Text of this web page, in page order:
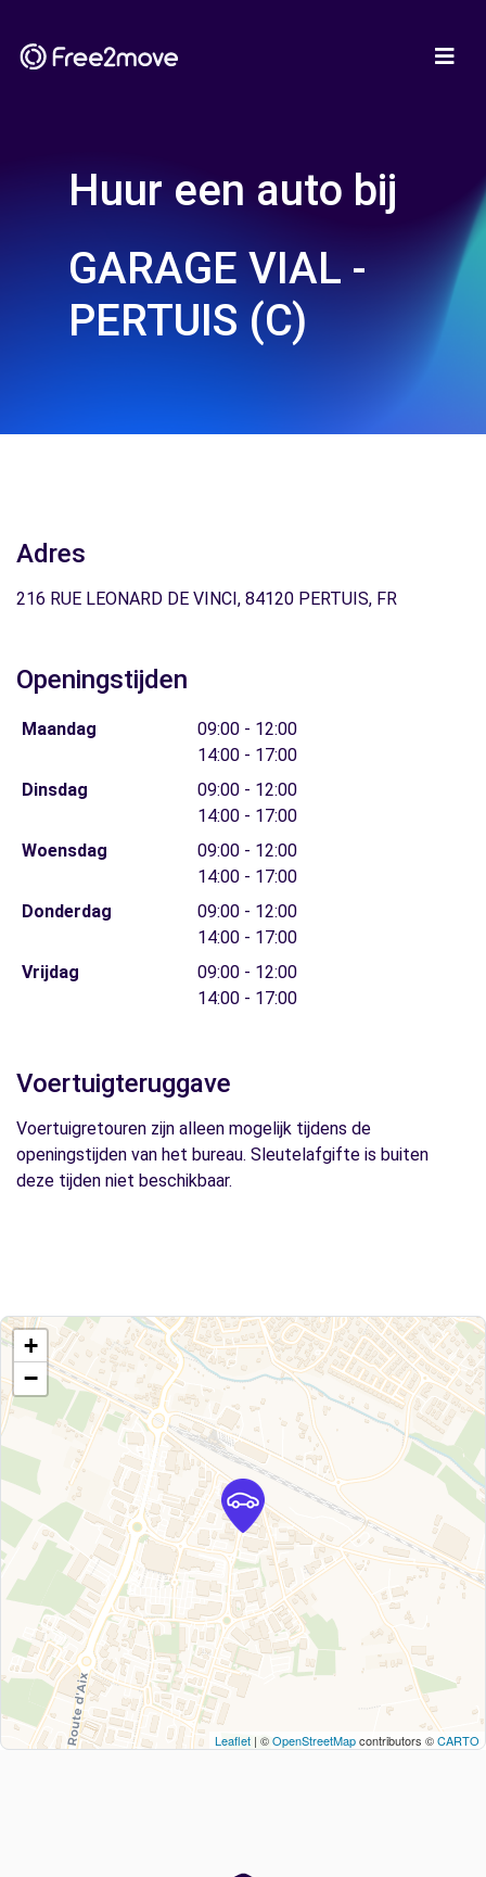
Huur een auto bij
GARAGE VIAL -
PERTUIS (C)
Adres
216 RUE LEONARD DE VINCI, 84120 PERTUIS, FR
Openingstijden
Maandag
09:00 - 12:00
14:00 - 17:00
Dinsdag
09:00 - 12:00
14:00 - 17:00
Woensdag
09:00 - 12:00
14:00 - 17:00
Donderdag
09:00 - 12:00
14:00 - 17:00
Vrijdag
09:00 - 12:00
14:00 - 17:00
Voertuigteruggave
Voertuigretouren zijn alleen mogelijk tijdens de
openingstijden van het bureau. Sleutelafgifte is buiten
deze tijden niet beschikbaar.
+
−
Leaflet | ©OpenStreetMapcontributors ©CARTO